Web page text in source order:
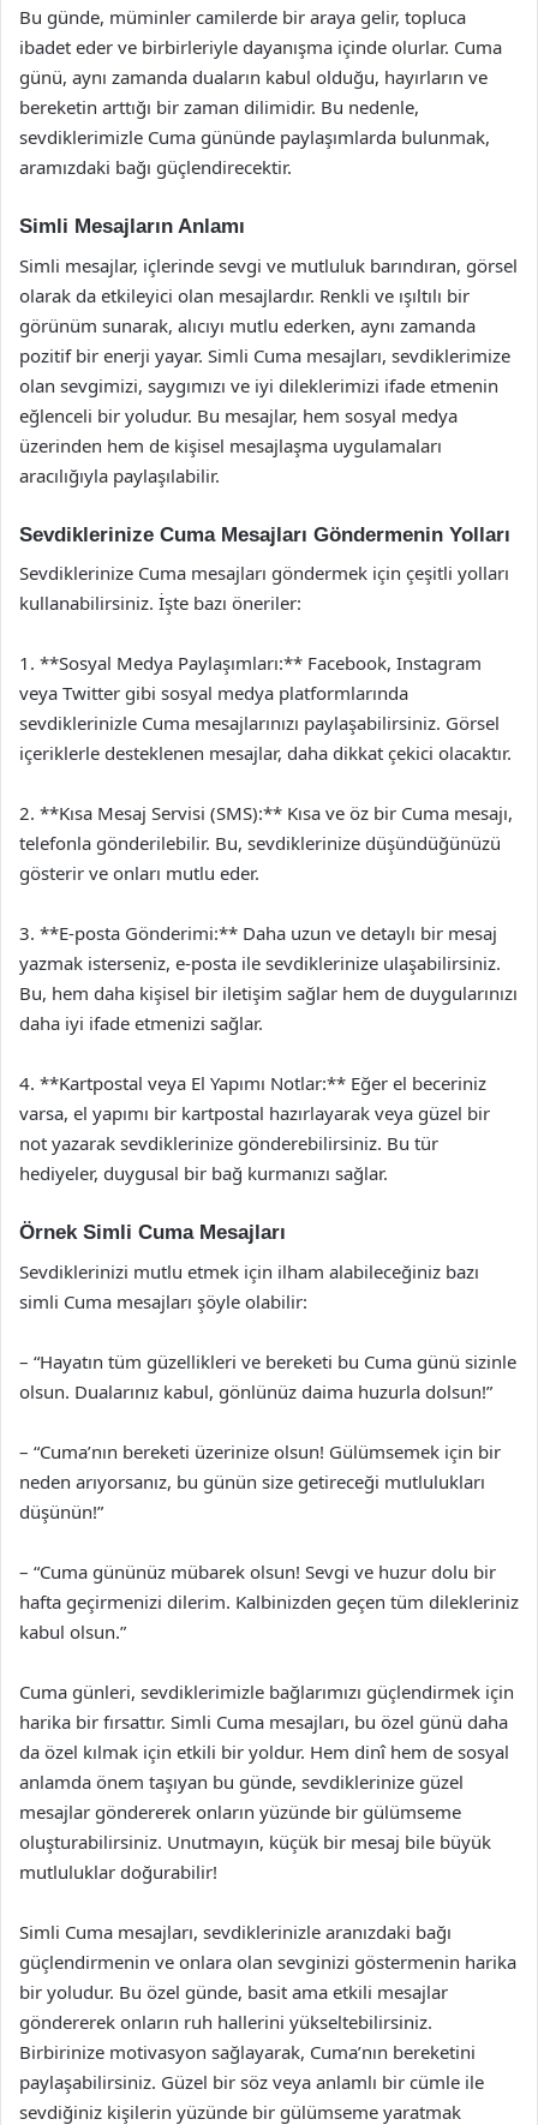
Bu günde, müminler camilerde bir araya gelir, topluca
ibadet eder ve birbirleriyle dayanışma içinde olurlar. Cuma
günü, aynı zamanda duaların kabul olduğu, hayırların ve
bereketin arttığı bir zaman dilimidir. Bu nedenle,
sevdiklerimizle Cuma gününde paylaşımlarda bulunmak,
aramızdaki bağı güçlendirecektir.
Simli Mesajların Anlamı
Simli mesajlar, içlerinde sevgi ve mutluluk barındıran, görsel
olarak da etkileyici olan mesajlardır. Renkli ve ışıltılı bir
görünüm sunarak, alıcıyı mutlu ederken, aynı zamanda
pozitif bir enerji yayar. Simli Cuma mesajları, sevdiklerimize
olan sevgimizi, saygımızı ve iyi dileklerimizi ifade etmenin
eğlenceli bir yoludur. Bu mesajlar, hem sosyal medya
üzerinden hem de kişisel mesajlaşma uygulamaları
aracılığıyla paylaşılabilir.
Sevdiklerinize Cuma Mesajları Göndermenin Yolları
Sevdiklerinize Cuma mesajları göndermek için çeşitli yolları
kullanabilirsiniz. İşte bazı öneriler:
1. **Sosyal Medya Paylaşımları:** Facebook, Instagram
veya Twitter gibi sosyal medya platformlarında
sevdiklerinizle Cuma mesajlarınızı paylaşabilirsiniz. Görsel
içeriklerle desteklenen mesajlar, daha dikkat çekici olacaktır.
2. **Kısa Mesaj Servisi (SMS):** Kısa ve öz bir Cuma mesajı,
telefonla gönderilebilir. Bu, sevdiklerinize düşündüğünüzü
gösterir ve onları mutlu eder.
3. **E-posta Gönderimi:** Daha uzun ve detaylı bir mesaj
yazmak isterseniz, e-posta ile sevdiklerinize ulaşabilirsiniz.
Bu, hem daha kişisel bir iletişim sağlar hem de duygularınızı
daha iyi ifade etmenizi sağlar.
4. **Kartpostal veya El Yapımı Notlar:** Eğer el beceriniz
varsa, el yapımı bir kartpostal hazırlayarak veya güzel bir
not yazarak sevdiklerinize gönderebilirsiniz. Bu tür
hediyeler, duygusal bir bağ kurmanızı sağlar.
Örnek Simli Cuma Mesajları
Sevdiklerinizi mutlu etmek için ilham alabileceğiniz bazı
simli Cuma mesajları şöyle olabilir:
– “Hayatın tüm güzellikleri ve bereketi bu Cuma günü sizinle
olsun. Dualarınız kabul, gönlünüz daima huzurla dolsun!”
– “Cuma’nın bereketi üzerinize olsun! Gülümsemek için bir
neden arıyorsanız, bu günün size getireceği mutlulukları
düşünün!”
– “Cuma gününüz mübarek olsun! Sevgi ve huzur dolu bir
hafta geçirmenizi dilerim. Kalbinizden geçen tüm dilekleriniz
kabul olsun.”
Cuma günleri, sevdiklerimizle bağlarımızı güçlendirmek için
harika bir fırsattır. Simli Cuma mesajları, bu özel günü daha
da özel kılmak için etkili bir yoldur. Hem dinî hem de sosyal
anlamda önem taşıyan bu günde, sevdiklerinize güzel
mesajlar göndererek onların yüzünde bir gülümseme
oluşturabilirsiniz. Unutmayın, küçük bir mesaj bile büyük
mutluluklar doğurabilir!
Simli Cuma mesajları, sevdiklerinizle aranızdaki bağı
güçlendirmenin ve onlara olan sevginizi göstermenin harika
bir yoludur. Bu özel günde, basit ama etkili mesajlar
göndererek onların ruh hallerini yükseltebilirsiniz.
Birbirinize motivasyon sağlayarak, Cuma’nın bereketini
paylaşabilirsiniz. Güzel bir söz veya anlamlı bir cümle ile
sevdiğiniz kişilerin yüzünde bir gülümseme yaratmak